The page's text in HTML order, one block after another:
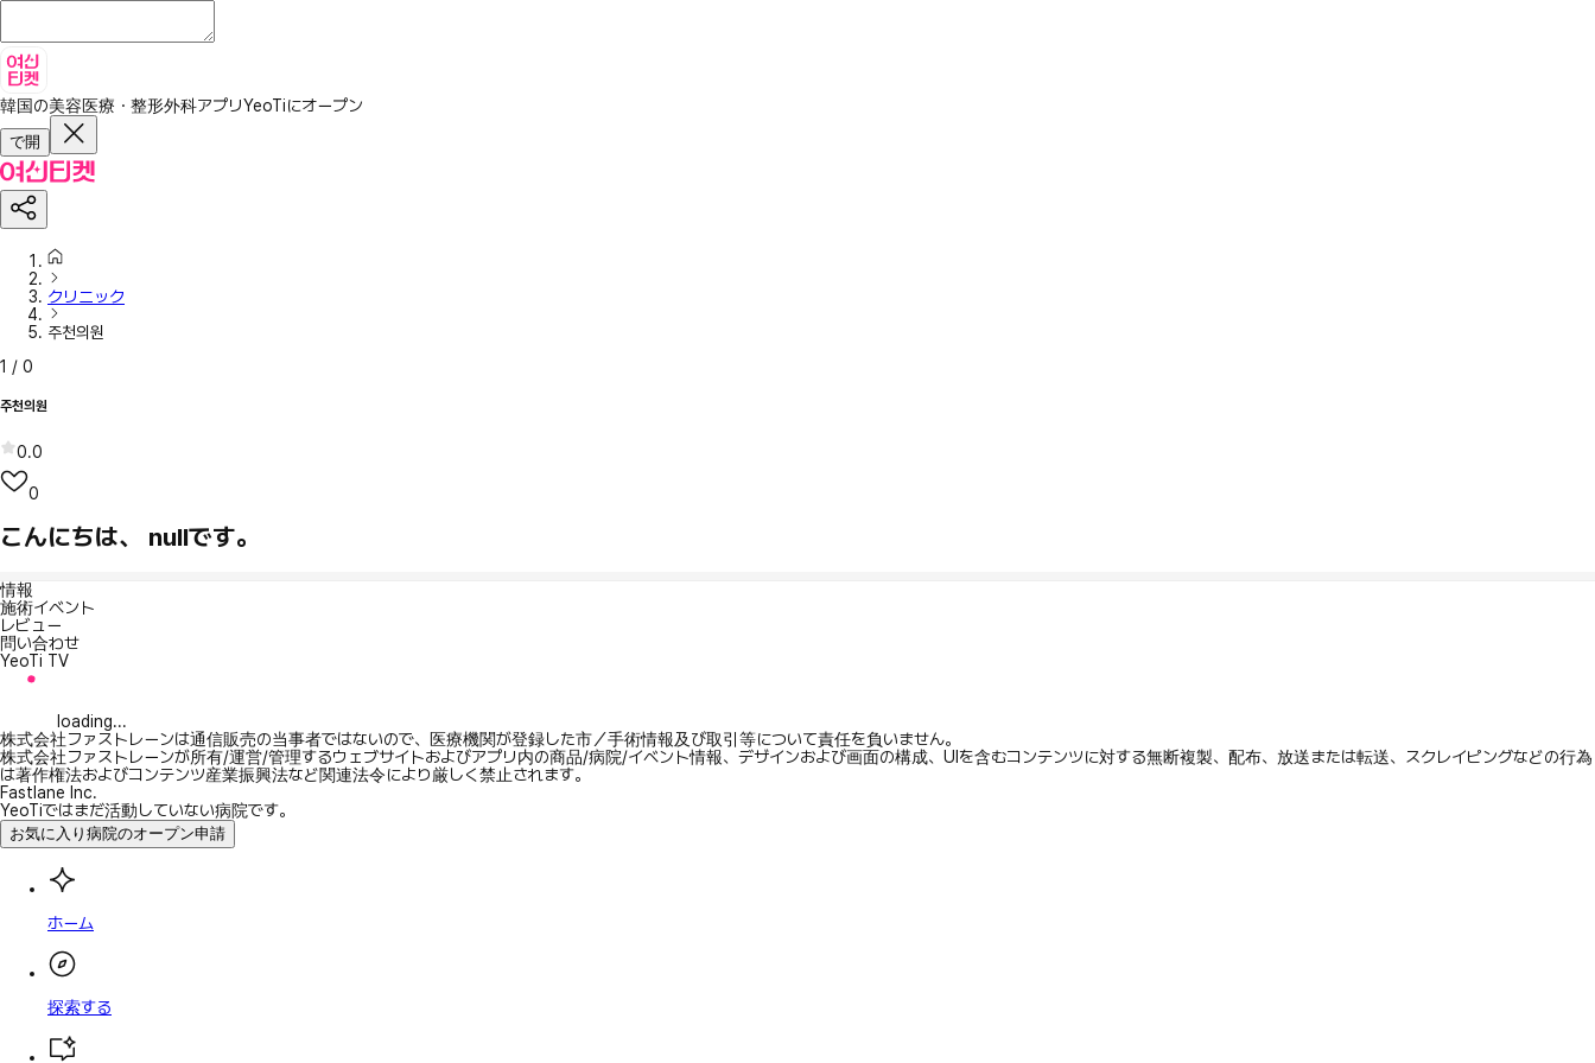
韓国の美容医療・整形外科アプリYeoTiにオープン
で開
クリニック
주천의원
1 / 0
주천의원
0.0
0
こんにちは、 nullです。
情報
施術イベント
レビュー
問い合わせ
YeoTi TV
loading...
株式会社ファストレーンは通信販売の当事者ではないので、医療機関が登録した市／手術情報及び取引等について責任を負いません。
株式会社ファストレーンが所有/運営/管理するウェブサイトおよびアプリ内の商品/病院/イベント情報、デザインおよび画面の構成、UIを含むコンテンツに対する無断複製、配布、放送または転送、スクレイピングなどの行為
は著作権法およびコンテンツ産業振興法など関連法令により厳しく禁止されます。
Fastlane Inc.
YeoTiではまだ活動していない病院です。
お気に入り病院のオープン申請
ホーム
探索する